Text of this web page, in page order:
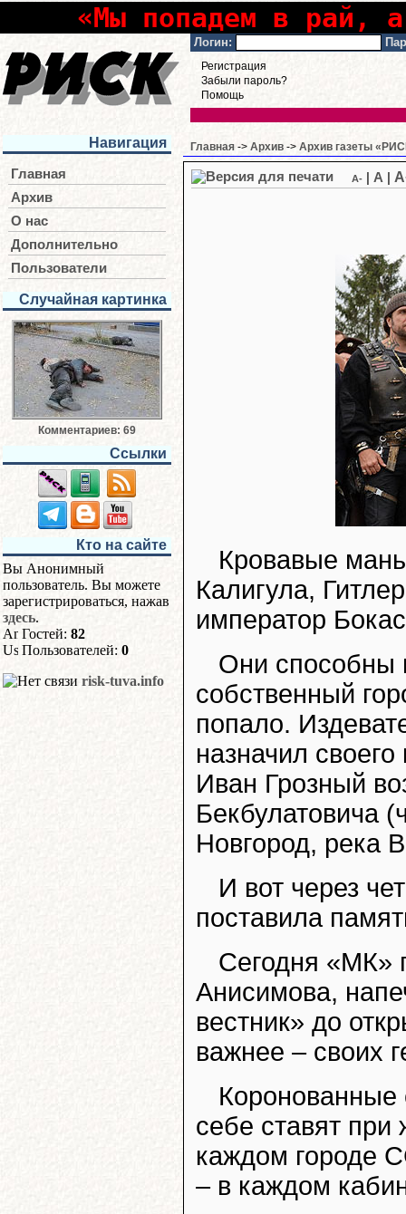
«Мы попадем в рай,
Логин:
Регистрация
Забыли пароль?
Помощь
Навигация
Главная
Архив
О нас
Дополнительно
Пользователи
Случайная картинка
Комментариев: 69
Ссылки
Кто на сайте
Вы Анонимный
пользователь. Вы можете
зарегистрироваться, нажав
здесь.
Гостей: 82
Пользователей: 0
risk-tuva.info
Главная -> Архив -> Архив газеты
A- A
Кровавые
Калигула,
император
Они способны
собственный
попало.
назначил
Иван Грозный
Бекбулатовича
Новгород, река
И вот через
поставила
Сегодня «МК»
Анисимова,
вестник» до
важнее – своих
Коронованные
себе ставят при
каждом городе
– в каждом